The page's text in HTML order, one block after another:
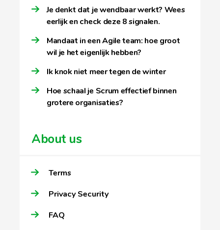
Je denkt dat je wendbaar werkt? Wees
eerlijk en check deze 8 signalen.
Mandaat in een Agile team: hoe groot
wil je het eigenlijk hebben?
Ik knok niet meer tegen de winter
Hoe schaal je Scrum effectief binnen
grotere organisaties?
About us
Terms
Privacy Security
FAQ